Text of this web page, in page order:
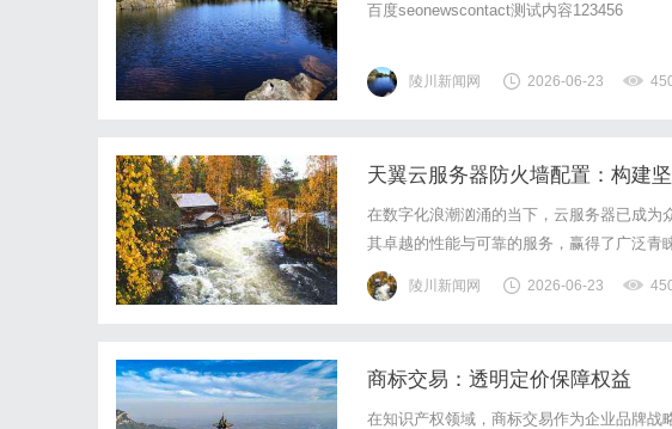
百度seonewscontact测试内容123456
陵川新闻网 2026-06-23
天翼云服务器防火墙配置：构建
在数字化浪潮汹涌的当下，云服务器已成
其卓越的性能与可靠的服务，赢得了广泛
临着诸如恶意访问、非法入侵等风险。此时
服务器的稳定运行至关重要。本文将深入浅
陵川新闻网 2026-06-23
商标交易：透明定价保障权益
在知识产权领域，商标交易作为企业品牌